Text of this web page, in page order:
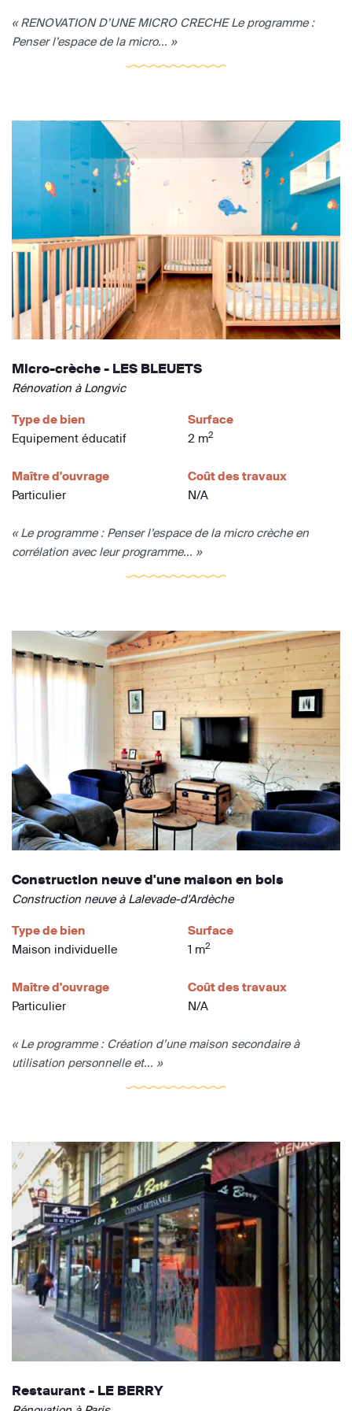
« RENOVATION D’UNE MICRO CRECHE Le programme :
Penser l’espace de la micro... »
Micro-crèche - LES BLEUETS
Rénovation à Longvic
Type de bien
Equipement éducatif
Surface
2 m2
Maître d'ouvrage
Particulier
Coût des travaux
N/A
« Le programme : Penser l’espace de la micro crèche en
corrélation avec leur programme... »
Construction neuve d'une maison en bois
Construction neuve à Lalevade-d'Ardèche
Type de bien
Maison individuelle
Surface
1 m2
Maître d'ouvrage
Particulier
Coût des travaux
N/A
« Le programme : Création d’une maison secondaire à
utilisation personnelle et... »
Restaurant - LE BERRY